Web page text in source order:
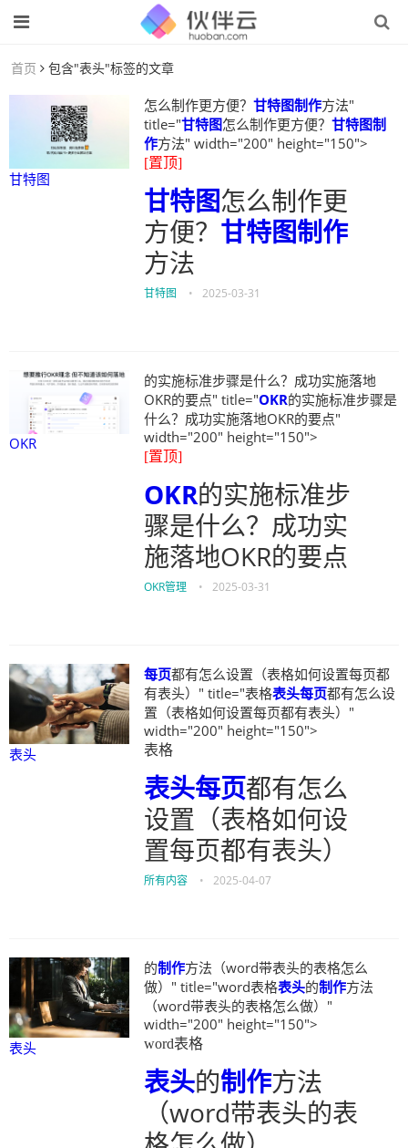
首页 包含"表头"标签的文章
甘特图
怎么制作更方便？ 甘特图制作方法"
title="甘特图怎么制作更方便？ 甘特图制
作方法" width="200" height="150">
[置顶]
甘特图怎么制作更
方便？ 甘特图制作
方法
甘特图 • 2025-03-31
OKR
的实施标准步骤是什么？成功实施落地
OKR的要点" title="OKR的实施标准步骤是
什么？成功实施落地OKR的要点"
width="200" height="150">
[置顶]
OKR的实施标准步
骤是什么？成功实
施落地OKR的要点
OKR管理 • 2025-03-31
表头
每页都有怎么设置（表格如何设置每页都
有表头）" title="表格表头每页都有怎么设
置（表格如何设置每页都有表头）"
width="200" height="150">
表格
表头每页都有怎么
设置（表格如何设
置每页都有表头）
所有内容 • 2025-04-07
表头
的制作方法（word带表头的表格怎么
做）" title="word表格表头的制作方法
（word带表头的表格怎么做）"
width="200" height="150">
word表格
表头的制作方法
（word带表头的表